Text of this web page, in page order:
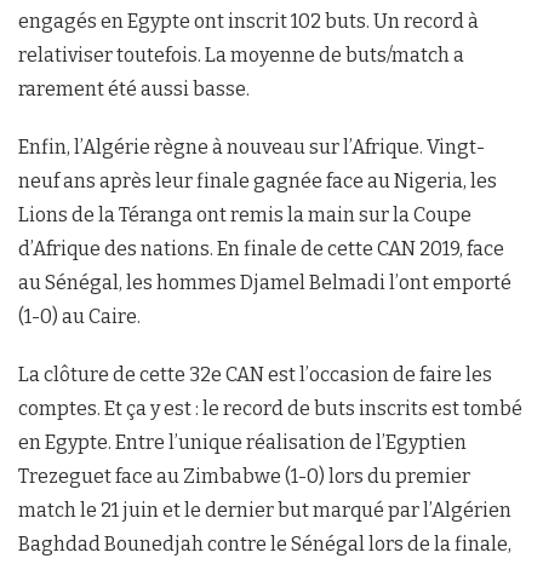
engagés en Egypte ont inscrit 102 buts. Un record à
relativiser toutefois. La moyenne de buts/match a
rarement été aussi basse.
Enfin, l’Algérie règne à nouveau sur l’Afrique. Vingt-
neuf ans après leur finale gagnée face au Nigeria, les
Lions de la Téranga ont remis la main sur la Coupe
d’Afrique des nations. En finale de cette CAN 2019, face
au Sénégal, les hommes Djamel Belmadi l’ont emporté
(1-0) au Caire.
La clôture de cette 32e CAN est l’occasion de faire les
comptes. Et ça y est : le record de buts inscrits est tombé
en Egypte. Entre l’unique réalisation de l’Egyptien
Trezeguet face au Zimbabwe (1-0) lors du premier
match le 21 juin et le dernier but marqué par l’Algérien
Baghdad Bounedjah contre le Sénégal lors de la finale,